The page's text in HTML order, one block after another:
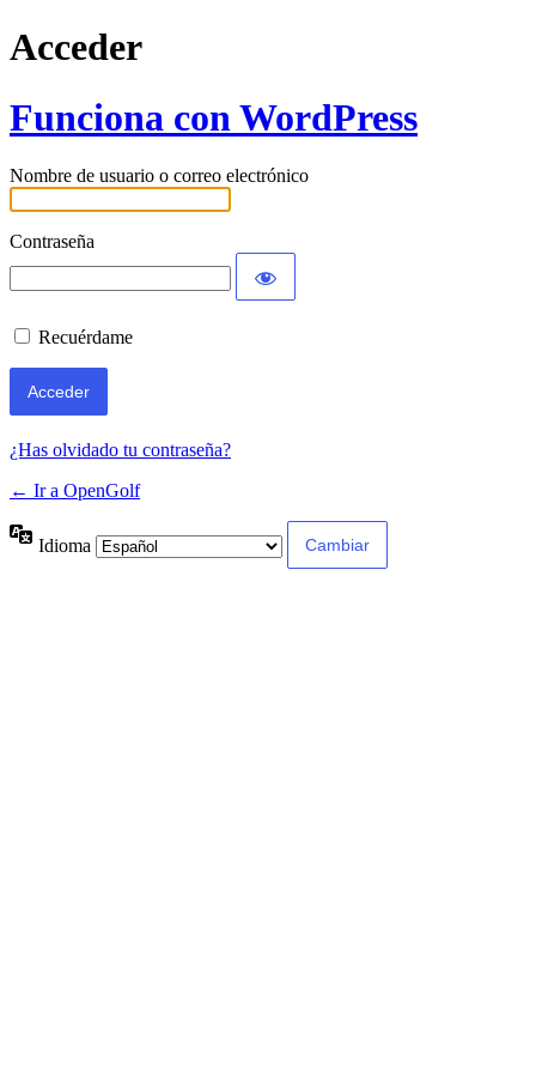
Acceder
Funciona con WordPress
Nombre de usuario o correo electrónico
Contraseña
Recuérdame
¿Has olvidado tu contraseña?
← Ir a OpenGolf
Idioma